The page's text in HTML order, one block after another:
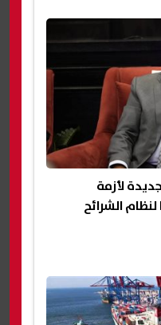
لأزمة
الشرائح